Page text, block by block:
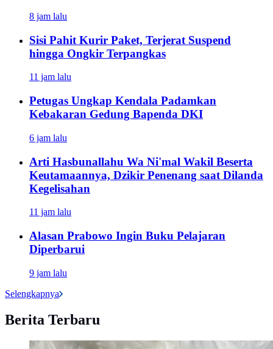
8 jam lalu
Sisi Pahit Kurir Paket, Terjerat Suspend
hingga Ongkir Terpangkas
11 jam lalu
Petugas Ungkap Kendala Padamkan
Kebakaran Gedung Bapenda DKI
6 jam lalu
Arti Hasbunallahu Wa Ni'mal Wakil Beserta
Keutamaannya, Dzikir Penenang saat Dilanda
Kegelisahan
11 jam lalu
Alasan Prabowo Ingin Buku Pelajaran
Diperbarui
9 jam lalu
Selengkapnya
Berita Terbaru